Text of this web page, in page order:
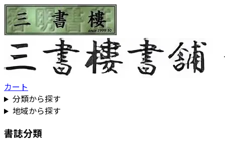
カート
分類から探す
地域から探す
書誌分類